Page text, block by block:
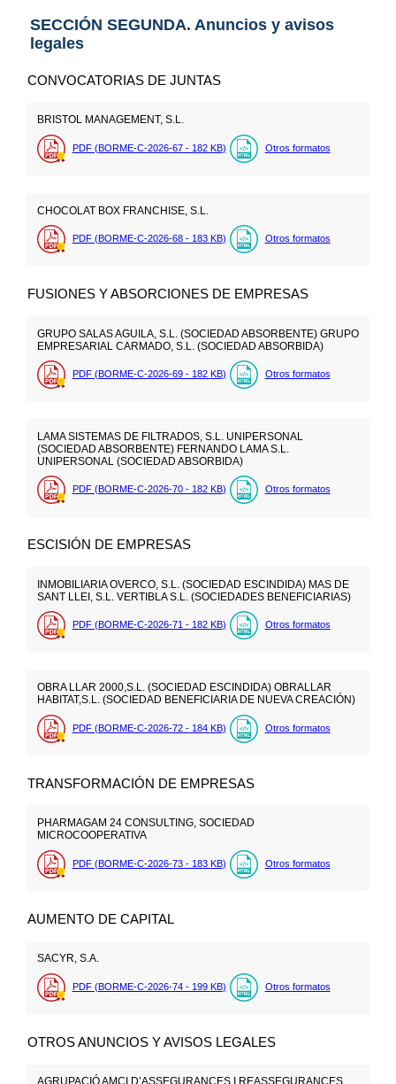
SECCIÓN SEGUNDA. Anuncios y avisos
legales
CONVOCATORIAS DE JUNTAS
BRISTOL MANAGEMENT, S.L.
PDF (BORME-C-2026-67 - 182 KB) Otros formatos
CHOCOLAT BOX FRANCHISE, S.L.
PDF (BORME-C-2026-68 - 183 KB) Otros formatos
FUSIONES Y ABSORCIONES DE EMPRESAS
GRUPO SALAS AGUILA, S.L. (SOCIEDAD ABSORBENTE) GRUPO
EMPRESARIAL CARMADO, S.L. (SOCIEDAD ABSORBIDA)
PDF (BORME-C-2026-69 - 182 KB) Otros formatos
LAMA SISTEMAS DE FILTRADOS, S.L. UNIPERSONAL
(SOCIEDAD ABSORBENTE) FERNANDO LAMA S.L.
UNIPERSONAL (SOCIEDAD ABSORBIDA)
PDF (BORME-C-2026-70 - 182 KB) Otros formatos
ESCISIÓN DE EMPRESAS
INMOBILIARIA OVERCO, S.L. (SOCIEDAD ESCINDIDA) MAS DE
SANT LLEI, S.L. VERTIBLA S.L. (SOCIEDADES BENEFICIARIAS)
PDF (BORME-C-2026-71 - 182 KB) Otros formatos
OBRA LLAR 2000,S.L. (SOCIEDAD ESCINDIDA) OBRALLAR
HABITAT,S.L. (SOCIEDAD BENEFICIARIA DE NUEVA CREACIÓN)
PDF (BORME-C-2026-72 - 184 KB) Otros formatos
TRANSFORMACIÓN DE EMPRESAS
PHARMAGAM 24 CONSULTING, SOCIEDAD
MICROCOOPERATIVA
PDF (BORME-C-2026-73 - 183 KB) Otros formatos
AUMENTO DE CAPITAL
SACYR, S.A.
PDF (BORME-C-2026-74 - 199 KB) Otros formatos
OTROS ANUNCIOS Y AVISOS LEGALES